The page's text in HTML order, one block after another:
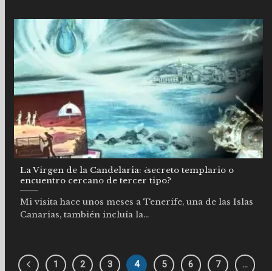
La Virgen de la Candelaria: ¿secreto templario o
encuentro cercano de tercer tipo?
Mi visita hace unos meses a Tenerife, una de las Islas
Canarias, también incluía la...
1 2 3 4 5 6 7
…